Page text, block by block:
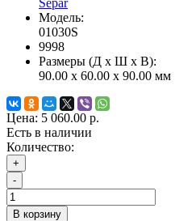
Модель:
01030S
9998
Размеры (Д x Ш x В):
90.00 x 60.00 x 90.00 мм
Цена: 5 060.00 р.
Есть в наличии
Количество:
+
-
В корзину